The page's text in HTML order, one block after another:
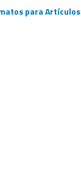
para Artículos